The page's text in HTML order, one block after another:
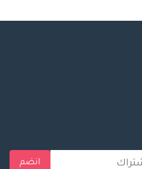
انضم